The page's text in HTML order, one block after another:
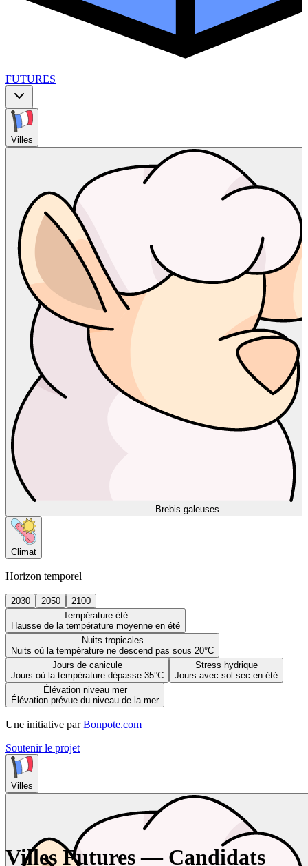
FUTURES
Villes
Brebis galeuses
Climat
Horizon temporel
2030 2050
2100
Température été
Hausse de la température moyenne en été
Nuits tropicales
Nuits où la température ne descend pas sous 20°C
Jours de canicule
Jours où la température dépasse 35°C
Stress hydrique
Jours avec sol sec en été
Élévation niveau mer
Élévation prévue du niveau de la mer
Une initiative par Bonpote.com
Soutenir le projet
Villes
Villes Futures — Candidats